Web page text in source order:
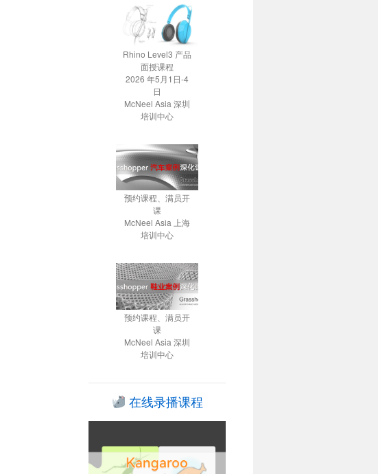
Rhino Level3 产品
面授课程
2026 年5月1日-4
日
McNeel Asia 深圳
培训中心
预约课程、满员开
课
McNeel Asia 上海
培训中心
预约课程、满员开
课
McNeel Asia 深圳
培训中心
在线录播课程